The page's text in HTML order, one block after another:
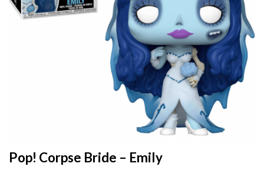
Pop! Corpse Bride – Emily